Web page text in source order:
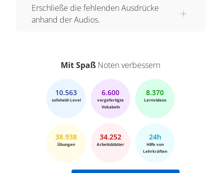
Erschließe die fehlenden Ausdrücke
anhand der Audios.
Mit Spaß Noten verbessern
10.563
sofaheld-Level
6.600
vorgefertigte
Vokabeln
8.370
Lernvideos
38.938
Übungen
34.252
Arbeitsblätter
24h
Hilfe von
Lehrkräften